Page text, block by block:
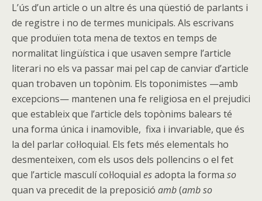
L’ús d’un article o un altre és una qüestió de parlants i
de registre i no de termes municipals. Als escrivans
que produïen tota mena de textos en temps de
normalitat lingüística i que usaven sempre l’article
literari no els va passar mai pel cap de canviar d’article
quan trobaven un topònim. Els toponimistes —amb
excepcions— mantenen una fe religiosa en el prejudici
que estableix que l’article dels topònims balears té
una forma única i inamovible, fixa i invariable, que és
la del parlar col·loquial. Els fets més elementals ho
desmenteixen, com els usos dels pollencins o el fet
que l’article masculí col·loquial esadopta la forma so
quan va precedit de la preposició amb(amb so